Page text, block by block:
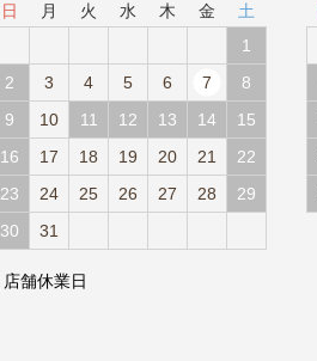
日
月 火 水 木 金
土
1
2
3 4 5 6 7
8
9
10 11 12 13 14
15
16
17 18 19 20 21
22
23
24 25 26 27 28
29
30
31
店舗休業日